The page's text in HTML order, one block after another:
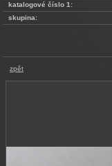
katalogové číslo 1:
skupina:
zpět